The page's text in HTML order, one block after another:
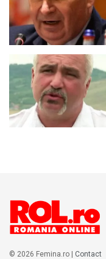
© 2026 Femina.ro | Contact